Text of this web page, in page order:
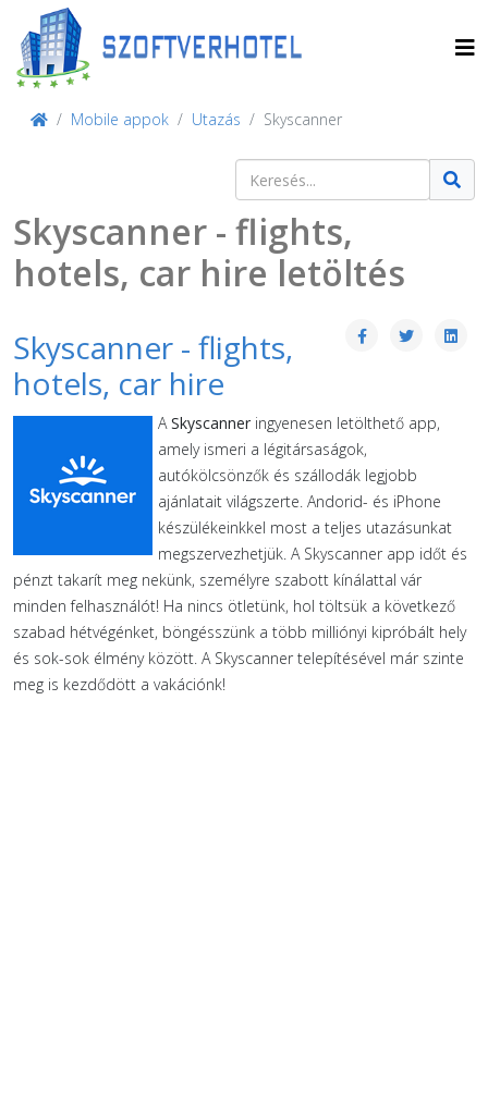
Mobile appok Utazás Skyscanner
Keresés
Skyscanner - flights,
hotels, car hire letöltés
Skyscanner - flights,
hotels, car hire
ASkyscanner ingyenesen letölthető app,
amely ismeri a légitársaságok,
autókölcsönzők és szállodák legjobb
ajánlatait világszerte. Andorid- és iPhone
készülékeinkkel most a teljes utazásunkat
megszervezhetjük. A Skyscanner app időt és
pénzt takarít meg nekünk, személyre szabott kínálattal vár
minden felhasználót! Ha nincs ötletünk, hol töltsük a következő
szabad hétvégénket, böngésszünk a több milliónyi kipróbált hely
és sok-sok élmény között. A Skyscanner telepítésével már szinte
meg is kezdődött a vakációnk!